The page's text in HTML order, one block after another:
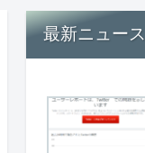
最新ニュース